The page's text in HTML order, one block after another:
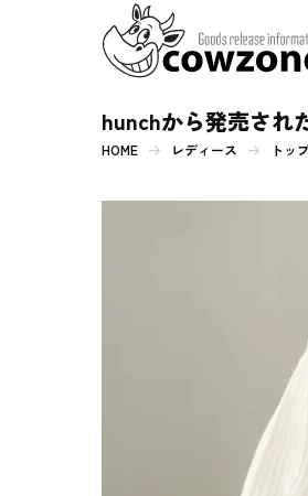
書 籍
hunchから発売され
HOME レディース トッ